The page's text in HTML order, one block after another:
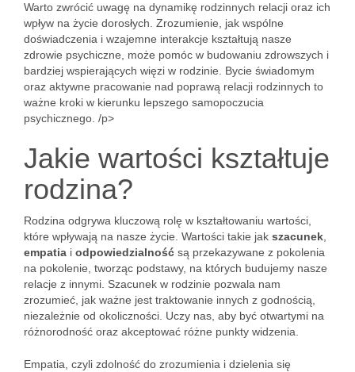
Warto zwrócić uwagę na dynamikę rodzinnych relacji oraz ich
wpływ na życie dorosłych. Zrozumienie, jak wspólne
doświadczenia i wzajemne interakcje kształtują nasze
zdrowie psychiczne, może pomóc w budowaniu zdrowszych i
bardziej wspierających więzi w rodzinie. Bycie świadomym
oraz aktywne pracowanie nad poprawą relacji rodzinnych to
ważne kroki w kierunku lepszego samopoczucia
psychicznego. /p>
Jakie wartości kształtuje
rodzina?
Rodzina odgrywa kluczową rolę w kształtowaniu wartości,
które wpływają na nasze życie. Wartości takie jak szacunek
empatia i odpowiedzialność są przekazywane z pokolenia
na pokolenie, tworząc podstawy, na których budujemy nasze
relacje z innymi. Szacunek w rodzinie pozwala nam
zrozumieć, jak ważne jest traktowanie innych z godnością,
niezależnie od okoliczności. Uczy nas, aby być otwartymi na
różnorodność oraz akceptować różne punkty widzenia.
Empatia, czyli zdolność do zrozumienia i dzielenia się